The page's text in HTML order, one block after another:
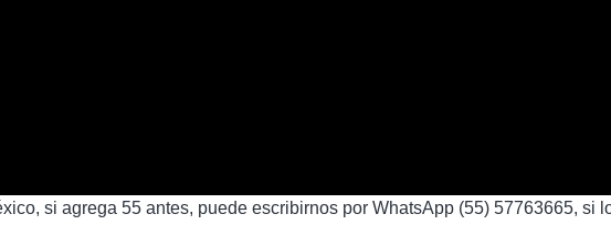
si agrega 55 antes, puede escribirnos por WhatsApp (55) 57763665, si